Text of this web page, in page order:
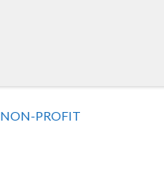
NON-PROFIT